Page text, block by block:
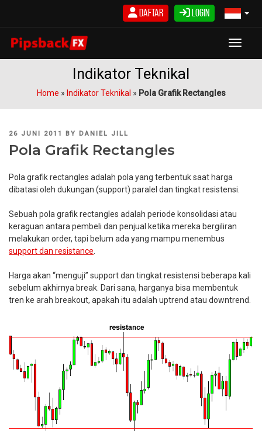
Login
Daftar
Indikator Teknikal
Home » Indikator Teknikal » Pola Grafik Rectangles
POSTED
26 JUNI 2011 BY DANIEL JILL
Pola Grafik Rectangles
Pola grafik rectangles adalah pola yang terbentuk saat harga
dibatasi oleh dukungan (support) paralel dan tingkat resistensi.
Sebuah pola grafik rectangles adalah periode konsolidasi atau
keraguan antara pembeli dan penjual ketika mereka bergiliran
melakukan order, tapi belum ada yang mampu menembus
support dan resistance
Harga akan “menguji” support dan tingkat resistensi beberapa kali
sebelum akhirnya break. Dari sana, harganya bisa membentuk
tren ke arah breakout, apakah itu adalah uptrend atau downtrend.